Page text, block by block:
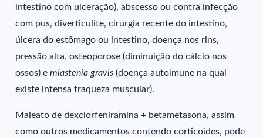
intestino com ulceração), abscesso ou contra infecção
com pus, diverticulite, cirurgia recente do intestino,
úlcera do estômago ou intestino, doença nos rins,
pressão alta, osteoporose (diminuição do cálcio nos
ossos) emiastenia gravis (doença autoimune na qual
existe intensa fraqueza muscular).
Maleato de dexclorfeniramina + betametasona, assim
como outros medicamentos contendo corticoides, pode